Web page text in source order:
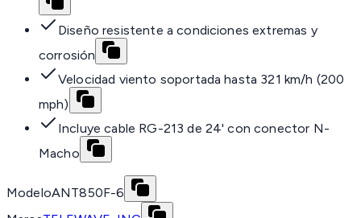
Diseño resistente a condiciones extremas y
corrosión
Velocidad viento soportada hasta 321 km/h (200
mph)
Incluye cable RG-213 de 24' con conector N-
Macho
ModeloANT850F-6